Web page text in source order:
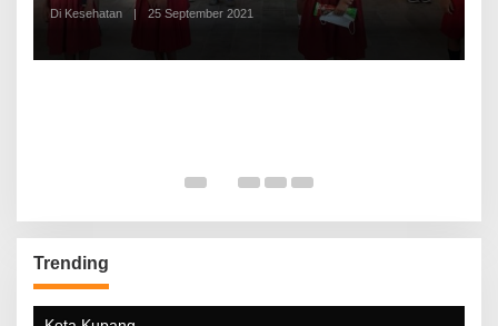
Di Kesehatan 25 September 2021
Trending